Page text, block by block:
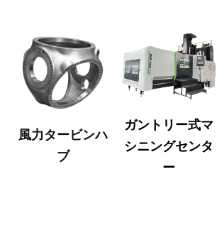
風力タービンハ
ブ
ガントリー式マ
シニングセンタ
ー